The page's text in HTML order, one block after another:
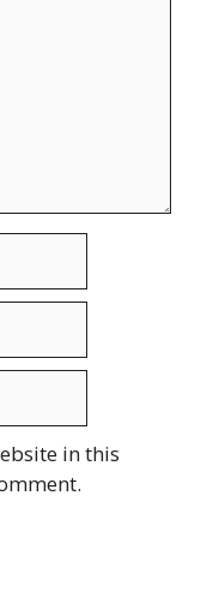
in this